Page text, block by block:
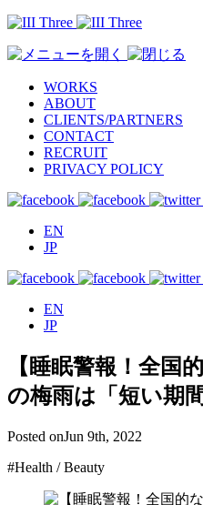
WORKS
ABOUT
CLIENTS/PARTNERS
CONTACT
RECRUIT
PRIVACY POLICY
EN
JP
EN
JP
【睡眠警報！全国
の梅雨は「短い期
Posted onJun 9th, 2022
#Health / Beauty